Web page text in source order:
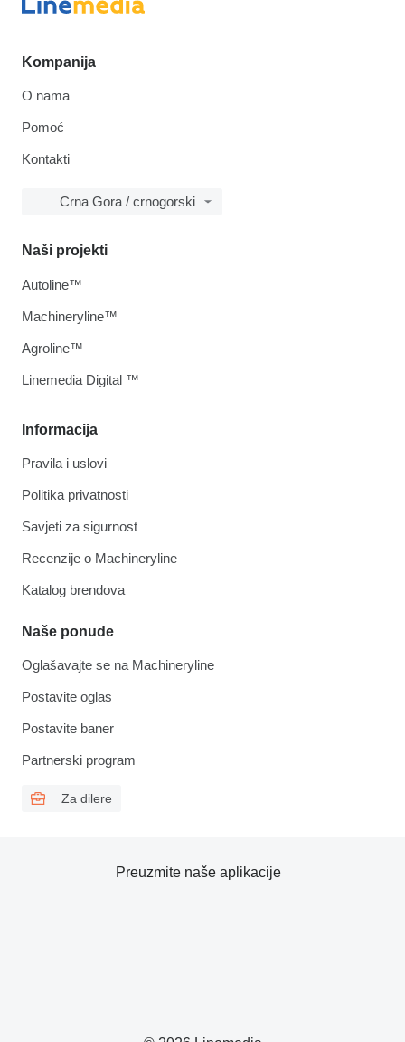
Kompanija
O nama
Pomoć
Kontakti
Crna Gora / crnogorski
Informacija
Pravila i uslovi
Politika privatnosti
Savjeti za sigurnost
Recenzije o Machineryline
Katalog brendova
Naše ponude
Oglašavajte se na Machineryline
Postavite oglas
Postavite baner
Partnerski program
Za dilere
Naši projekti
Autoline™
Machineryline™
Agroline™
Linemedia Digital ™
Preuzmite naše aplikacije